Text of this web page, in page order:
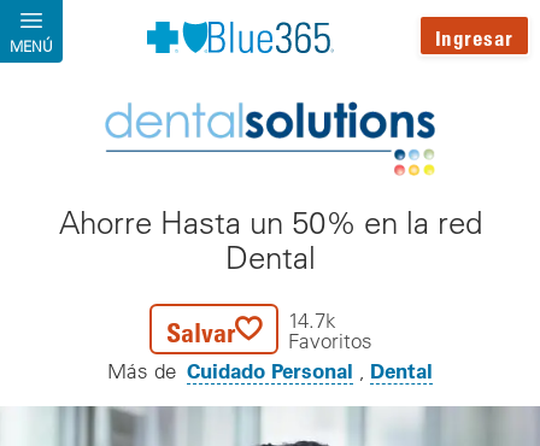
Pasar al contenido principal
MENÚ Ingresar
Ahorre Hasta un 50% en la red
Dental
Salvar
14.7k
Favoritos
Más de Cuidado Personal Dental